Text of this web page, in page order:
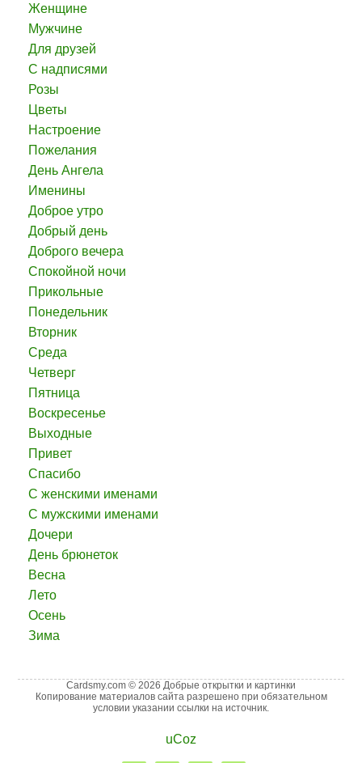
Женщине
Мужчине
Для друзей
С надписями
Розы
Цветы
Настроение
Пожелания
День Ангела
Именины
Доброе утро
Добрый день
Доброго вечера
Спокойной ночи
Прикольные
Понедельник
Вторник
Среда
Четверг
Пятница
Воскресенье
Выходные
Привет
Спасибо
С женскими именами
С мужскими именами
Дочери
День брюнеток
Весна
Лето
Осень
Зима
Cardsmy.com © 2026 Добрые открытки и картинки
Копирование материалов сайта разрешено при обязательном
условии указании ссылки на источник.
uCoz